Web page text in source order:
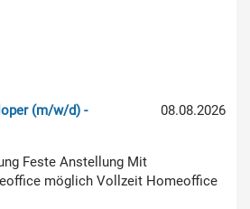
08.08.2026
(m/w/d) -
Feste Anstellung Mit
möglich Vollzeit Homeoffice